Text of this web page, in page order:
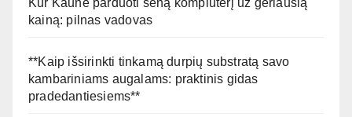
Kur Kaune parduoti seną kompiuterį už geriausią
kainą: pilnas vadovas
**Kaip išsirinkti tinkamą durpių substratą savo
kambariniams augalams: praktinis gidas
pradedantiesiems**